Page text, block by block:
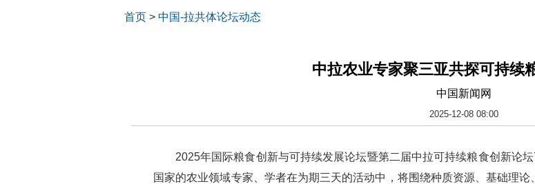
首页 > 中国-拉共体论坛动态
中拉农业专家聚三亚共探可持续
中国新闻网
2025-12-08 08:00
2025年国际粮食创新与可持续发展论坛暨第二届中拉可持续粮食创新论
国家的农业领域专家、学者在为期三天的活动中，将围绕种质资源、基础理